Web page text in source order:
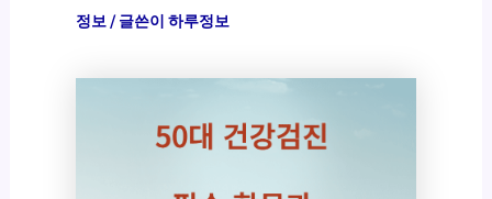
정보/ 글쓴이 하루정보